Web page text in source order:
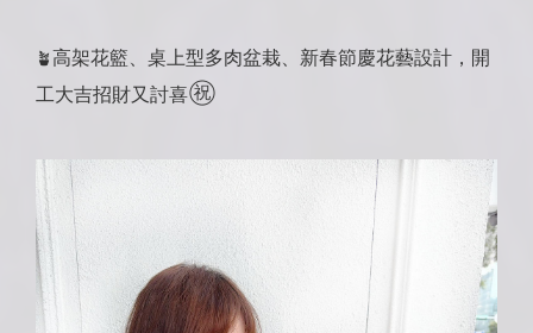
🪴高架花籃、桌上型多肉盆栽、新春節慶花藝設計，開
工大吉招財又討喜㊗️